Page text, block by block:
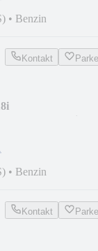
• Benzin
Kontakt
• Benzin
Kontakt